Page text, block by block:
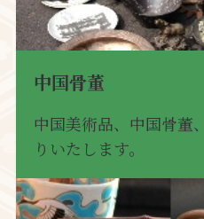
中国骨董
中国美術品、中国骨董
りいたします。